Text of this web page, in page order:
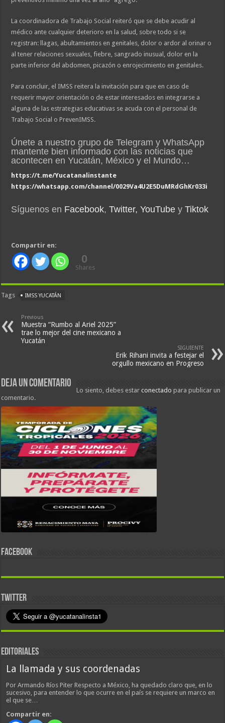
La coordinadora de Trabajo Social reiteró que se debe acudir al
médico ante cualquier deterioro en la salud, sobre todo si se
registran: llagas, abultamientos en genitales, dolor o ardor al orinar o
al tener relaciones sexuales, fiebre, sangrado inusual, dolor en la
parte inferior del abdomen, picazón o enrojecimiento en genitales.
Para concluir, el IMSS reitera la invitación para que en caso de
requerir mayor orientación o de estar interesados en integrarse a
alguna de las estrategias educativas se acuda con el personal de
Trabajo Social o PrevenIMSS.
Únete a nuestro grupo de Telegram y WhatsApp
mantente bien informado con las noticias que
acontecen en Yucatán, México y el Mundo…
https://t.me/Yucatanalinstante
https://whatsapp.com/channel/0029Va4U2E5DuMRdGhKr033i
Síguenos en Facebook,Twitter, YouTube yTiktok
Compartir en:
0
Shares
Tags IMSS YUCATÁN
Previous
Muestra “Rumbo al Ariel 2025”
trae lo mejor del cine mexicano a
Yucatán
SIGUIENTE
Erik Rihani invita a festejar el
orgullo mexicano en Progreso
Deja un comentario
Lo siento, debes estarconectado para publicar un
comentario.
FACEBOOK
TWITTER
EDITORIALES
La llamada y sus coordenadas
Por Armando Ríos Piter Respecto a México, ha quedado claro que, en lo
sucesivo, para entender lo que ocurre en el país se requiere un marco en
el que se…
Compartir en: